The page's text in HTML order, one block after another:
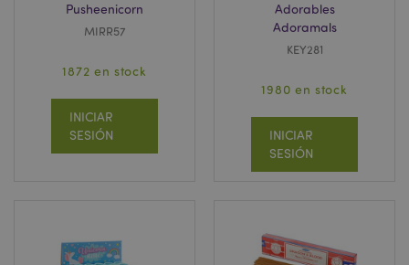
Pusheenicorn
MIRR57
1872 en stock
INICIAR
SESIÓN
Adorables
Adoramals
KEY281
1980 en stock
INICIAR
SESIÓN